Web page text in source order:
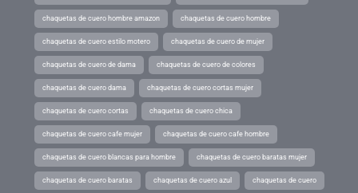
chaquetas de cuero hombre amazon chaquetas de cuero hombre
chaquetas de cuero estilo motero chaquetas de cuero de mujer
chaquetas de cuero de dama chaquetas de cuero de colores
chaquetas de cuero dama chaquetas de cuero cortas mujer
chaquetas de cuero cortas chaquetas de cuero chica
chaquetas de cuero cafe mujer chaquetas de cuero cafe hombre
chaquetas de cuero blancas para hombre chaquetas de cuero baratas mujer
chaquetas de cuero baratas chaquetas de cuero azul chaquetas de cuero